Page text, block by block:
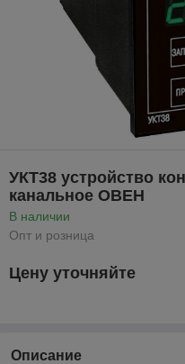
УКТ38 устройство
канальное ОВЕН
В наличии
Опт и розница
Цену уточняйте
Описание